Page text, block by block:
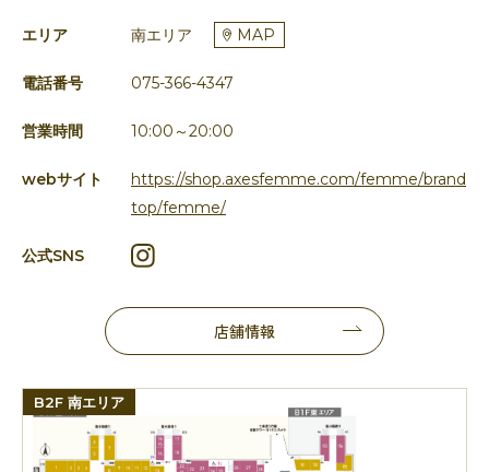
エリア 南エリア MAP
電話番号 075-366-4347
営業時間 10:00～20:00
webサイト
https://shop.axesfemme.com/femme/brand
top/femme/
公式SNS
店舗情報
B2F 南エリア